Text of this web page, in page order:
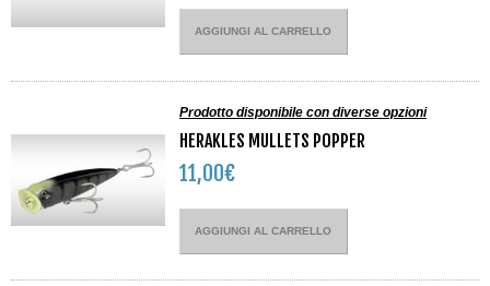
AGGIUNGI AL CARRELLO
Prodotto disponibile con diverse opzioni
HERAKLES MULLETS POPPER
11,00€
AGGIUNGI AL CARRELLO